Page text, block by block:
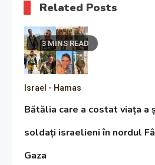
Related Posts
3 MINS READ
Israel - Hamas
Bătălia care a costat viața a
soldați israelieni în nordul
Gaza